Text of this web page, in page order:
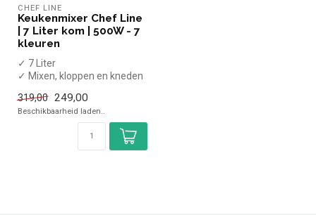
CHEF LINE
Keukenmixer Chef Line
| 7 Liter kom | 500W - 7
kleuren
✓ 7 Liter
✓ Mixen, kloppen en kneden
✓ Incl. garde, deeghaak & pl...
319,00 249,00
Beschikbaarheid laden..